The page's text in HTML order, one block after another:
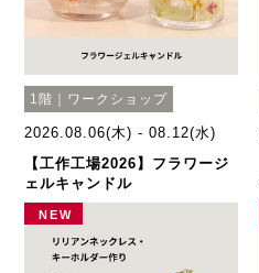
1階｜ワークショップ
2026.08.06(木) - 08.12(水)
【工作工場2026】フラワージ
ェルキャンドル
NEW